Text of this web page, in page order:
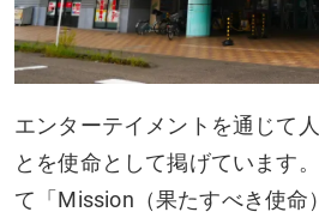
エンターテイメントを通じて
とを使命として掲げています
て「Mission（果たすべき使命